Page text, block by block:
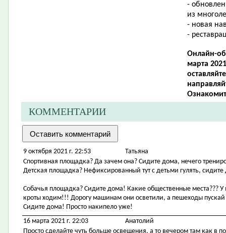
-
из
- новая
-
Онлайн-
марта
КОММЕНТАРИИ
9 октября 2021 г. 22:53
Татьяна
Спортивная площадка? Да зачем она? Сидите дома, нечего
Детская площадка? Нефиксированный тут с детьми гулять,
Собачья площадка? Сидите дома! Какие общественные места???
кроты ходим!!! Дорогу машинам они осветили, а пешеходы пускай
Сидите дома! Просто накипело уже!
16 марта 2021 г. 22:03
Анатолий
Просто сделайте чуть больше освещения, а то вечером там как в